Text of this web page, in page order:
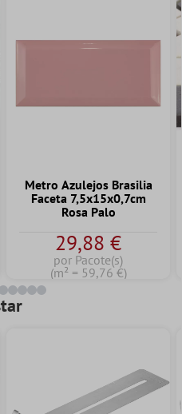
4.7 de 5 estrelas
Metro Azulejos Brasilia
Faceta 7,5x15x0,7cm
Rosa Palo
29,88 €
por Pacote(s)
(m² = 59,76 €)